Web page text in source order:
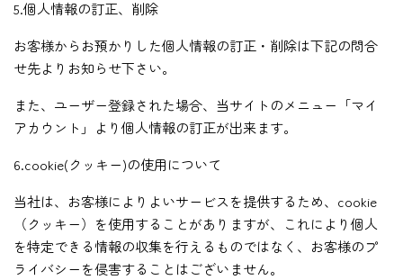
5.個人情報の訂正、削除
お客様からお預かりした個人情報の訂正・削除は下記の問合
せ先よりお知らせ下さい。
また、ユーザー登録された場合、当サイトのメニュー「マイ
アカウント」より個人情報の訂正が出来ます。
6.cookie(クッキー)の使用について
当社は、お客様によりよいサービスを提供するため、cookie
（クッキー）を使用することがありますが、これにより個人
を特定できる情報の収集を行えるものではなく、お客様のプ
ライバシーを侵害することはございません。